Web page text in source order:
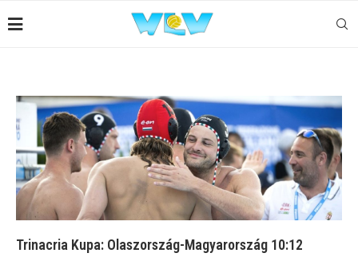
Trinacria Kupa: Olaszország-Magyarország 10:12